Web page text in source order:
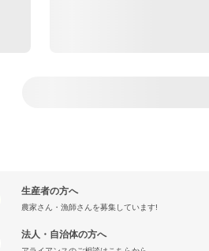
生産者の方へ
農家さん・漁師さんを募集しています!
法人・自治体の方へ